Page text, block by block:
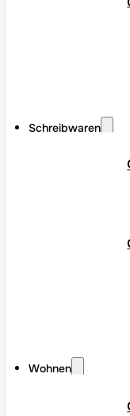
Schreibwaren
Wohnen